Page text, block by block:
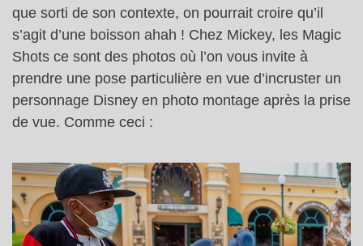
que sorti de son contexte, on pourrait croire qu’il
s’agit d’une boisson ahah ! Chez Mickey, les Magic
Shots ce sont des photos où l’on vous invite à
prendre une pose particulière en vue d’incruster un
personnage Disney en photo montage après la prise
de vue. Comme ceci :